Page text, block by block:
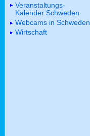
Veranstaltungs-
Kalender Schweden
Webcams in Schweden
Wirtschaft